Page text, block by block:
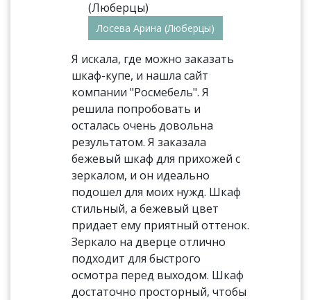
Лосева Арина (Люберцы)
Я искала, где можно заказать
шкаф-купе, и нашла сайт
компании "Росмебель". Я
решила попробовать и
осталась очень довольна
результатом. Я заказала
бежевый шкаф для прихожей с
зеркалом, и он идеально
подошел для моих нужд. Шкаф
стильный, а бежевый цвет
придает ему приятный оттенок.
Зеркало на дверце отлично
подходит для быстрого
осмотра перед выходом. Шкаф
достаточно просторный, чтобы